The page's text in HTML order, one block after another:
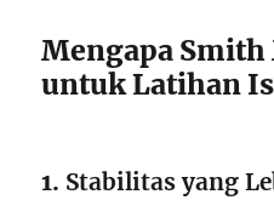
Mengapa
untuk Latihan
1. Stabilitas yang